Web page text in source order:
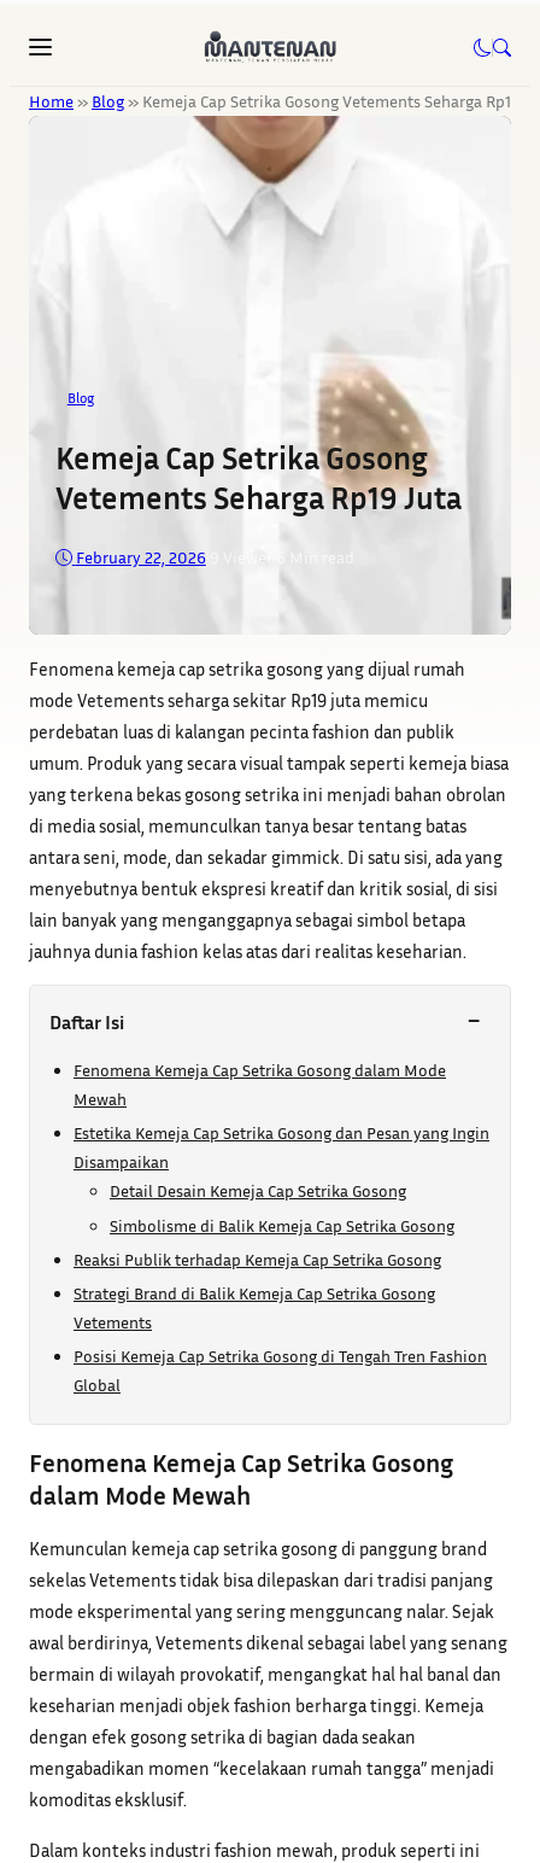
Home » Blog » Kemeja Cap Setrika Gosong Vetements Seharga Rp19
Blog
Kemeja Cap Setrika Gosong
Vetements Seharga Rp19 Juta
February 22, 2026•
Fenomena kemeja cap setrika gosong yang dijual rumah
mode Vetements seharga sekitar Rp19 juta memicu
perdebatan luas di kalangan pecinta fashion dan publik
umum. Produk yang secara visual tampak seperti kemeja biasa
yang terkena bekas gosong setrika ini menjadi bahan obrolan
di media sosial, memunculkan tanya besar tentang batas
antara seni, mode, dan sekadar gimmick. Di satu sisi, ada yang
menyebutnya bentuk ekspresi kreatif dan kritik sosial, di sisi
lain banyak yang menganggapnya sebagai simbol betapa
jauhnya dunia fashion kelas atas dari realitas keseharian.
Daftar Isi −
Fenomena Kemeja Cap Setrika Gosong dalam Mode
Mewah
Estetika Kemeja Cap Setrika Gosong dan Pesan yang Ingin
Disampaikan
Detail Desain Kemeja Cap Setrika Gosong
Simbolisme di Balik Kemeja Cap Setrika Gosong
Reaksi Publik terhadap Kemeja Cap Setrika Gosong
Strategi Brand di Balik Kemeja Cap Setrika Gosong
Vetements
Posisi Kemeja Cap Setrika Gosong di Tengah Tren Fashion
Global
Fenomena Kemeja Cap Setrika Gosong
dalam Mode Mewah
Kemunculan kemeja cap setrika gosong di panggung brand
sekelas Vetements tidak bisa dilepaskan dari tradisi panjang
mode eksperimental yang sering mengguncang nalar. Sejak
awal berdirinya, Vetements dikenal sebagai label yang senang
bermain di wilayah provokatif, mengangkat hal hal banal dan
keseharian menjadi objek fashion berharga tinggi. Kemeja
dengan efek gosong setrika di bagian dada seakan
mengabadikan momen “kecelakaan rumah tangga” menjadi
komoditas eksklusif.
Dalam konteks industri fashion mewah, produk seperti ini